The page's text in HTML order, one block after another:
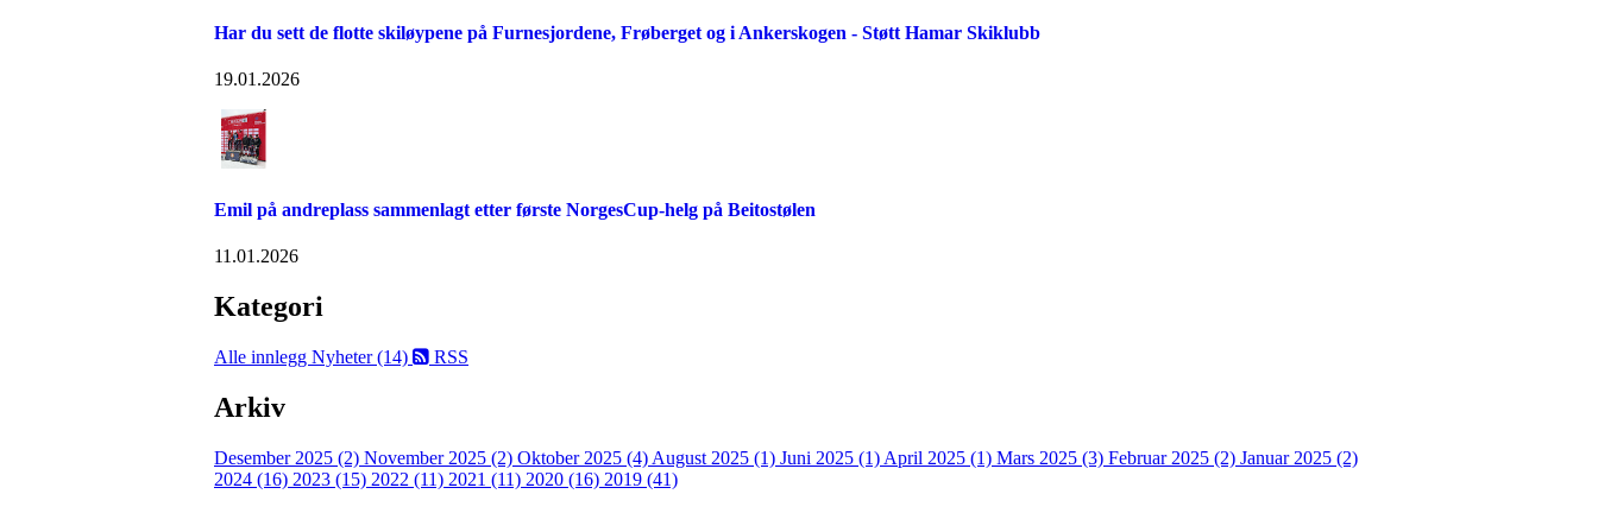
Har du sett de flotte skiløypene på Furnesjordene, Frøberget og i Ankerskogen - Støtt Hamar Skiklubb
19.01.2026
Emil på andreplass sammenlagt etter første NorgesCup-helg på Beitostølen
11.01.2026
Kategori
Alle innlegg Nyheter (14) RSS
Arkiv
Desember 2025 (2) November 2025 (2) Oktober 2025 (4) August 2025 (1) Juni 2025 (1) April 2025 (1) Mars 2025 (3) Februar 2025 (2) Januar 2025 (2)
2024 (16) 2023 (15) 2022 (11) 2021 (11) 2020 (16) 2019 (41)